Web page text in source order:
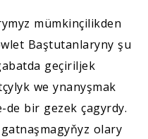
mümkinçilikden
Baştutanlaryny şu
geçiriljek
we ynanyşmak
bir gezek çagyrdy.
olary